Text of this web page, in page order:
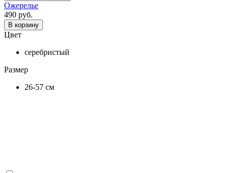
Ожерелье
490 руб.
В корзину
Цвет
серебристый
Размер
26-57 см